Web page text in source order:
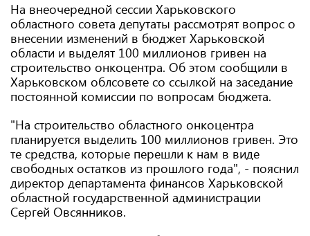
На внеочередной сессии Харьковского
областного совета депутаты рассмотрят вопрос о
внесении изменений в бюджет Харьковской
области и выделят 100 миллионов гривен на
строительство онкоцентра. Об этом сообщили в
Харьковском облсовете со ссылкой на заседание
постоянной комиссии по вопросам бюджета.
"На строительство областного онкоцентра
планируется выделить 100 миллионов гривен. Это
те средства, которые перешли к нам в виде
свободных остатков из прошлого года", - пояснил
директор департамента финансов Харьковской
областной государственной администрации
Сергей Овсянников.